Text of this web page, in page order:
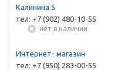
Калинина 5
тел: +7 (902) 480-10-55
Нет в наличии
Интернет- магазин
тел: +7 (950) 283-00-55